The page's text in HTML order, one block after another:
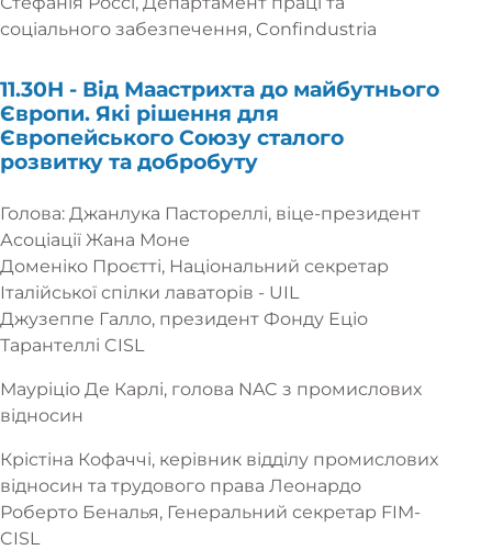
соціального забезпечення, Confindustria
11.30H - Від Маастрихта до майбутнього
Європи. Які рішення для
Європейського Союзу сталого
розвитку та добробуту
Голова: Джанлука Пастореллі, віце-президент
Асоціації Жана Моне
Доменіко Проєтті, Національний секретар
Італійської спілки лаваторів - UIL
Джузеппе Галло, президент Фонду Еціо
Тарантеллі CISL
Мауріціо Де Карлі, голова NAC з промислових
відносин
Крістіна Кофаччі, керівник відділу промислових
відносин та трудового права Леонардо
Роберто Беналья, Генеральний секретар FIM-
CISL